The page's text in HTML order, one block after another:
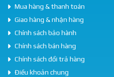
Mua hàng & thanh toán
Giao hàng & nhận hàng
Chính sách bảo hành
Chính sách bán hàng
Chính sách đổi trả hàng
Điều khoản chung